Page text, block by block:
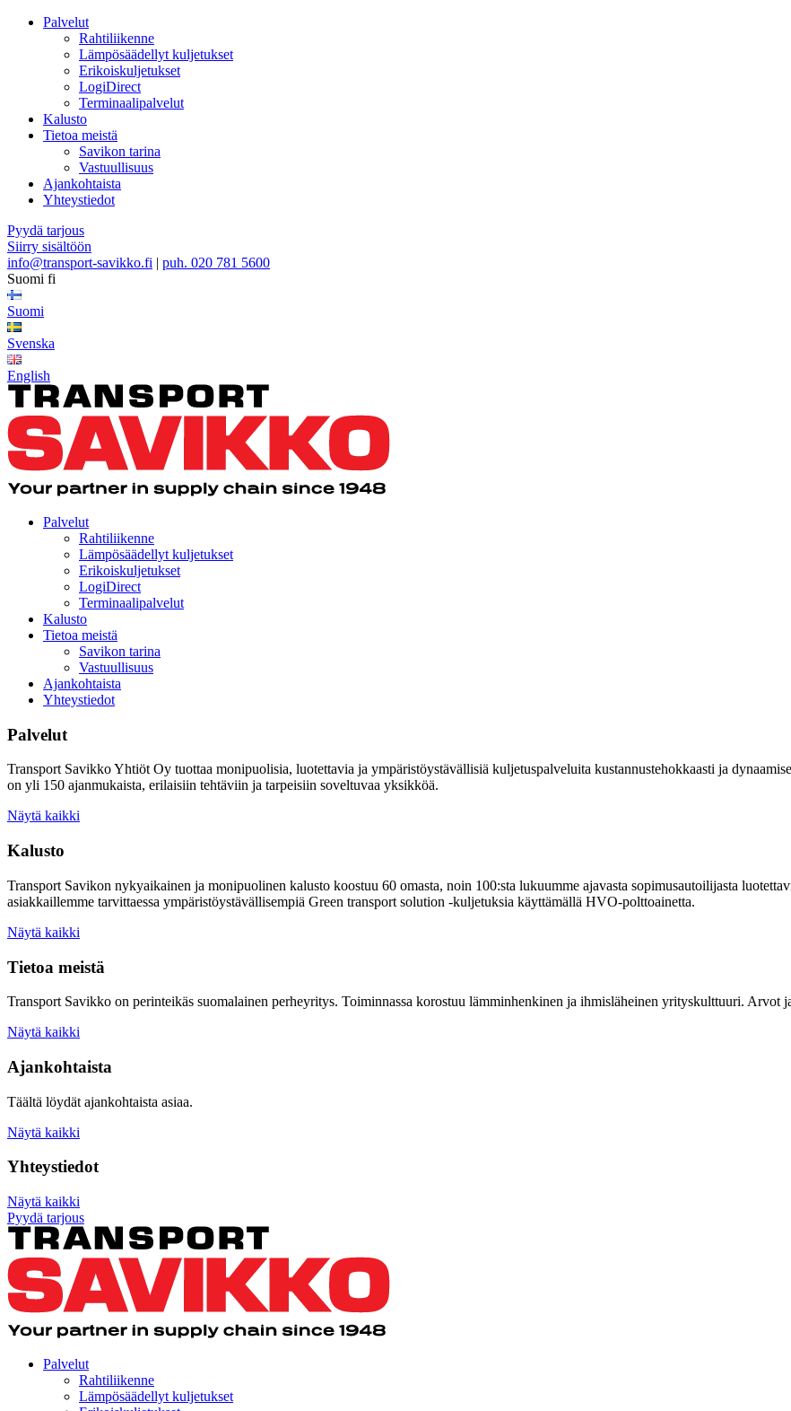
Palvelut
Rahtiliikenne
Lämpösäädellyt kuljetukset
Erikoiskuljetukset
LogiDirect
Terminaalipalvelut
Kalusto
Tietoa meistä
Savikon tarina
Vastuullisuus
Ajankohtaista
Yhteystiedot
Pyydä tarjous
Siirry sisältöön
info@transport-savikko.fi | puh. 020 781 5600
Suomi fi
Suomi
Svenska
English
Palvelut
Rahtiliikenne
Lämpösäädellyt kuljetukset
Erikoiskuljetukset
LogiDirect
Terminaalipalvelut
Kalusto
Tietoa meistä
Savikon tarina
Vastuullisuus
Ajankohtaista
Yhteystiedot
Palvelut
Transport Savikko Yhtiöt Oy tuottaa monipuolisia, luotettavia ja ympäristöystävällisiä kuljetuspalveluita kustannustehokkaasti ja
on yli 150 ajanmukaista, erilaisiin tehtäviin ja tarpeisiin soveltuvaa yksikköä.
Näytä kaikki
Kalusto
Transport Savikon nykyaikainen ja monipuolinen kalusto koostuu 60 omasta, noin 100:sta lukuumme ajavasta sopimusautoilijasta
asiakkaillemme tarvittaessa ympäristöystävällisempiä Green transport solution -kuljetuksia käyttämällä HVO-polttoainetta.
Näytä kaikki
Tietoa meistä
Transport Savikko on perinteikäs suomalainen perheyritys. Toiminnassa korostuu lämminhenkinen ja ihmisläheinen yrityskulttuuri. Arvot
Näytä kaikki
Ajankohtaista
Täältä löydät ajankohtaista asiaa.
Näytä kaikki
Yhteystiedot
Näytä kaikki
Pyydä tarjous
Palvelut
Rahtiliikenne
Lämpösäädellyt kuljetukset